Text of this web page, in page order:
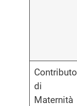
Contributo
di
Maternità